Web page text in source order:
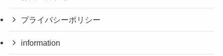
プライバシーポリシー
information